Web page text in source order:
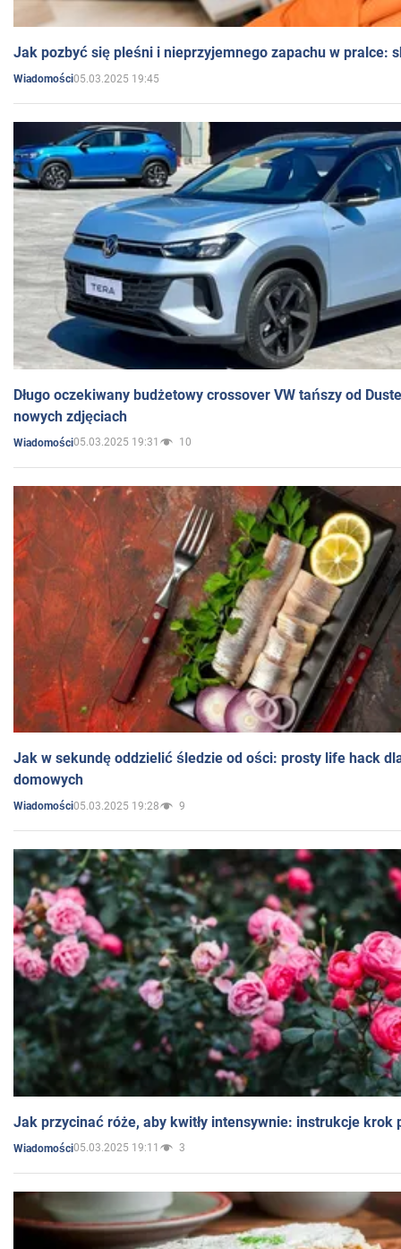
Jak pozbyć się pleśni i nieprzyjemnego zapachu w pralce:
Wiadomości05.03.2025 19:45
Długo oczekiwany budżetowy crossover VW tańszy od
nowych zdjęciach
Wiadomości05.03.2025 19:31 10
Jak w sekundę oddzielić śledzie od ości: prosty life hack
domowych
Wiadomości05.03.2025 19:28 9
Jak przycinać róże, aby kwitły intensywnie: instrukcje krok
Wiadomości05.03.2025 19:11 3